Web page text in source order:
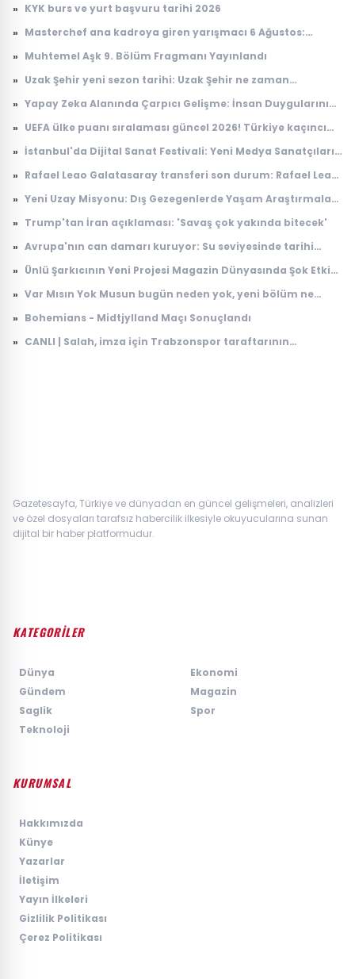
» KYK burs ve yurt başvuru tarihi 2026
» Masterchef ana kadroya giren yarışmacı 6 Ağustos:
» Muhtemel Aşk 9. Bölüm Fragmanı Yayınlandı
» Uzak Şehir yeni sezon tarihi: Uzak Şehir ne zaman
» Yapay Zeka Alanında Çarpıcı Gelişme: İnsan Duygularını
» UEFA ülke puanı sıralaması güncel 2026! Türkiye kaçıncı
» İstanbul'da Dijital Sanat Festivali: Yeni Medya Sanatçıları
» Rafael Leao Galatasaray transferi son durum: Rafael Leao
» Yeni Uzay Misyonu: Dış Gezegenlerde Yaşam Araştırmaları
» Trump'tan İran açıklaması: 'Savaş çok yakında bitecek'
» Avrupa'nın can damarı kuruyor: Su seviyesinde tarihi
» Ünlü Şarkıcının Yeni Projesi Magazin Dünyasında Şok Etkisi
» Var Mısın Yok Musun bugün neden yok, yeni bölüm ne
» Bohemians - Midtjylland Maçı Sonuçlandı
» CANLI | Salah, imza için Trabzonspor taraftarının
Gazetesayfa, Türkiye ve dünyadan en güncel gelişmeleri, analizleri
ve özel dosyaları tarafsız habercilik ilkesiyle okuyucularına sunan
dijital bir haber platformudur.
KATEGORİLER
Dünya
Ekonomi
Gündem
Magazin
Saglik
Spor
Teknoloji
KURUMSAL
Hakkımızda
Künye
Yazarlar
İletişim
Yayın İlkeleri
Gizlilik Politikası
Çerez Politikası